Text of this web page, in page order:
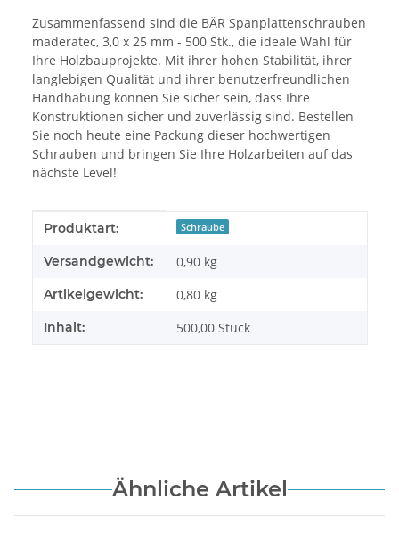
Zusammenfassend sind die BÄR Spanplattenschrauben
maderatec, 3,0 x 25 mm - 500 Stk., die ideale Wahl für
Ihre Holzbauprojekte. Mit ihrer hohen Stabilität, ihrer
langlebigen Qualität und ihrer benutzerfreundlichen
Handhabung können Sie sicher sein, dass Ihre
Konstruktionen sicher und zuverlässig sind. Bestellen
Sie noch heute eine Packung dieser hochwertigen
Schrauben und bringen Sie Ihre Holzarbeiten auf das
nächste Level!
Produkteigenschaft
Wert
Produktart: Schraube
Versandgewicht: 0,90 kg
Artikelgewicht: 0,80 kg
Inhalt: 500,00 Stück
Ähnliche Artikel